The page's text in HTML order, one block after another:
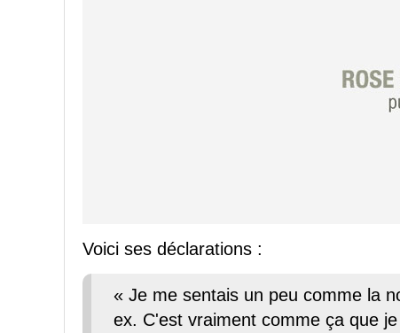
Voici ses déclarations :
« Je me sentais un peu comme la
ex. C'est vraiment comme ça que